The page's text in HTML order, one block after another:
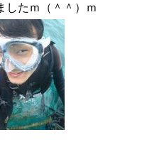
したｍ（＾＾）ｍ